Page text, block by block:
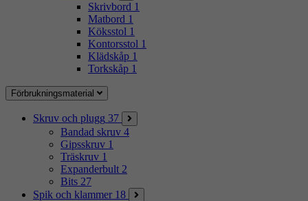
Skrivbord 1
Matbord 1
Köksstol 1
Kontorsstol 1
Klädskåp 1
Torkskåp 1
Förbrukningsmaterial
Skruv och plugg 37
Bandad skruv 4
Gipsskruv 1
Träskruv 1
Expanderbult 2
Bits 27
Spik och klammer 18